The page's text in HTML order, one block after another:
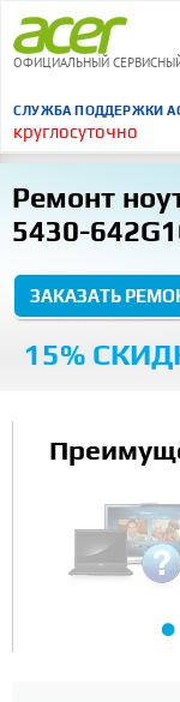
ОФИЦИАЛЬНЫЙ
СЛУЖБА ПОДДЕРЖКИ
круглосуточно
“Понравилось, что
ВСЕ ОТЗЫВЫ
Ремонт
5430-
ЗАКАЗАТЬ
15%